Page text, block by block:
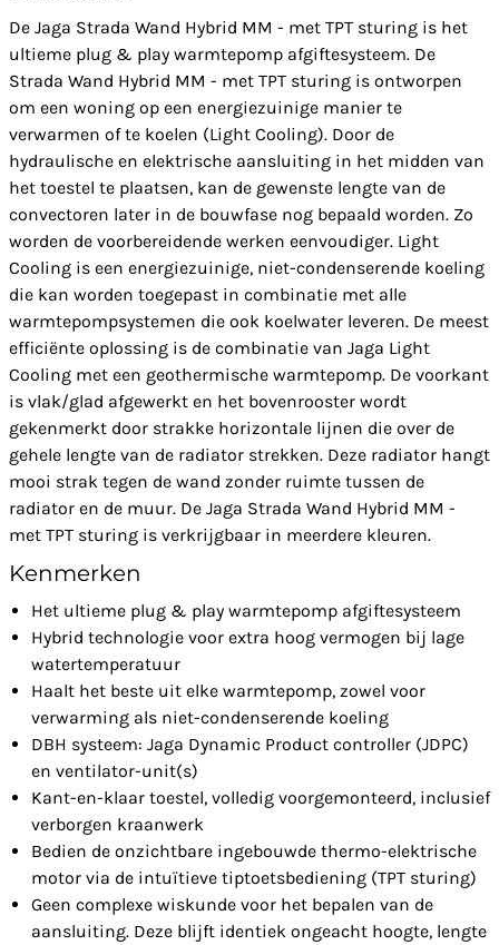
De Jaga Strada Wand Hybrid MM - met TPT sturing is het
ultieme plug & play warmtepomp afgiftesysteem. De
Strada Wand Hybrid MM - met TPT sturing is ontworpen
om een woning op een energiezuinige manier te
verwarmen of te koelen (Light Cooling). Door de
hydraulische en elektrische aansluiting in het midden van
het toestel te plaatsen, kan de gewenste lengte van de
convectoren later in de bouwfase nog bepaald worden. Zo
worden de voorbereidende werken eenvoudiger. Light
Cooling is een energiezuinige, niet-condenserende koeling
die kan worden toegepast in combinatie met alle
warmtepompsystemen die ook koelwater leveren. De meest
efficiënte oplossing is de combinatie van Jaga Light
Cooling met een geothermische warmtepomp. De voorkant
is vlak/glad afgewerkt en het bovenrooster wordt
gekenmerkt door strakke horizontale lijnen die over de
gehele lengte van de radiator strekken. Deze radiator hangt
mooi strak tegen de wand zonder ruimte tussen de
radiator en de muur. De Jaga Strada Wand Hybrid MM -
met TPT sturing is verkrijgbaar in meerdere kleuren.
Kenmerken
Het ultieme plug & play warmtepomp afgiftesysteem
Hybrid technologie voor extra hoog vermogen bij lage
watertemperatuur
Haalt het beste uit elke warmtepomp, zowel voor
verwarming als niet-condenserende koeling
DBH systeem: Jaga Dynamic Product controller (JDPC)
en ventilator-unit(s)
Kant-en-klaar toestel, volledig voorgemonteerd, inclusief
verborgen kraanwerk
Bedien de onzichtbare ingebouwde thermo-elektrische
motor via de intuïtieve tiptoetsbediening (TPT sturing)
Geen complexe wiskunde voor het bepalen van de
aansluiting. Deze blijft identiek ongeacht hoogte, lengte